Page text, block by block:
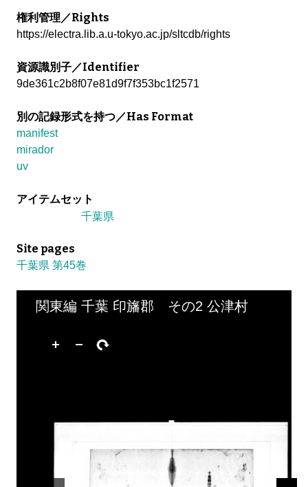
権利管理／Rights
https://electra.lib.a.u-tokyo.ac.jp/sltcdb/rights
資源識別子／Identifier
9de361c2b8f07e81d9f7f353bc1f2571
別の記録形式を持つ／Has Format
manifest
mirador
uv
アイテムセット
千葉県
Site pages
千葉県 第45巻
関東編 千葉 印旛郡 その2 公津村